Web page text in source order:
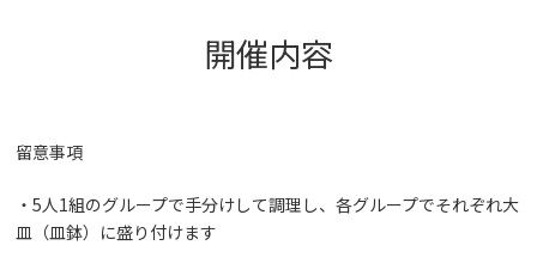
開催内容
留意事項
・5人1組のグループで手分けして調理し、各グループでそれぞれ大
皿（皿鉢）に盛り付けます